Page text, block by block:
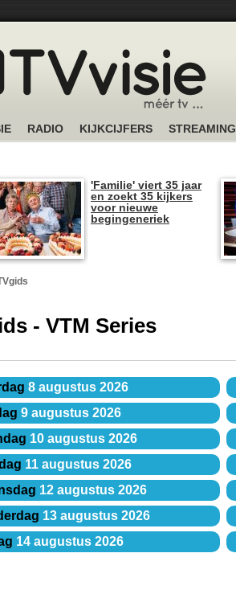
RADIO KIJKCIJFERS STREAMING
'Familie' viert 35 jaar
en zoekt 35 kijkers
voor nieuwe
begingeneriek
- VTM Series
8 augustus 2026
9 augustus 2026
10 augustus 2026
11 augustus 2026
12 augustus 2026
13 augustus 2026
14 augustus 2026